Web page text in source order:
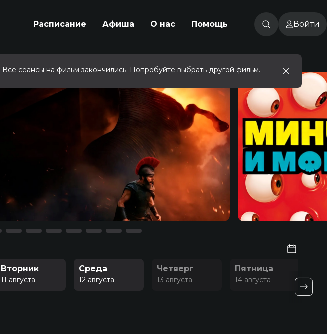
Расписание Афиша О нас Помощь Войти
Вторник
11 августа
Среда
12 августа
Четверг
13 августа
Пятница
14 августа
Все сеансы на фильм закончились. Попробуйте выбрать другой фильм.